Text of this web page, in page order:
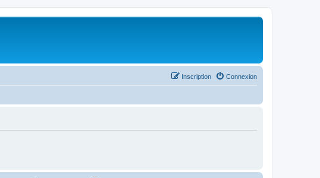
Connexion
Inscription